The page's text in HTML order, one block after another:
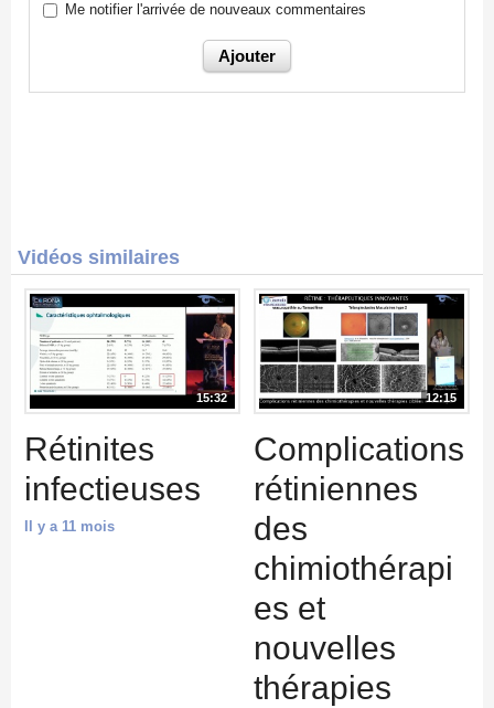
Vidéos similaires
15:32
Rétinites
infectieuses
Il y a 11 mois
12:15
Complications
rétiniennes
des
chimiothérapi
es et
nouvelles
thérapies
Me notifier l'arrivée de nouveaux commentaires